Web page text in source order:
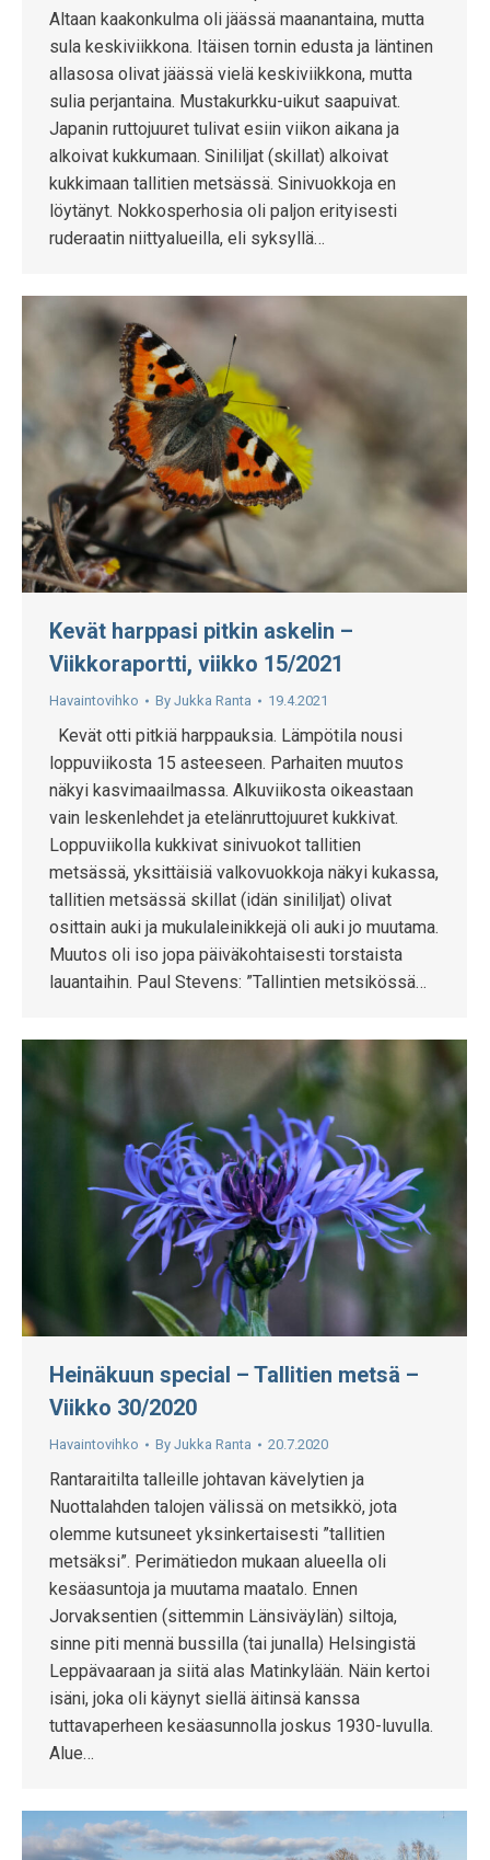
Altaan kaakonkulma oli jäässä maanantaina, mutta
sula keskiviikkona. Itäisen tornin edusta ja läntinen
allasosa olivat jäässä vielä keskiviikkona, mutta
sulia perjantaina. Mustakurkku-uikut saapuivat.
Japanin ruttojuuret tulivat esiin viikon aikana ja
alkoivat kukkumaan. Sinililjat (skillat) alkoivat
kukkimaan tallitien metsässä. Sinivuokkoja en
löytänyt. Nokkosperhosia oli paljon erityisesti
ruderaatin niittyalueilla, eli syksyllä…
Kevät harppasi pitkin askelin –
Viikkoraportti, viikko 15/2021
Havaintovihko By Jukka Ranta 19.4.2021
Kevät otti pitkiä harppauksia. Lämpötila nousi
loppuviikosta 15 asteeseen. Parhaiten muutos
näkyi kasvimaailmassa. Alkuviikosta oikeastaan
vain leskenlehdet ja etelänruttojuuret kukkivat.
Loppuviikolla kukkivat sinivuokot tallitien
metsässä, yksittäisiä valkovuokkoja näkyi kukassa,
tallitien metsässä skillat (idän sinililjat) olivat
osittain auki ja mukulaleinikkejä oli auki jo muutama.
Muutos oli iso jopa päiväkohtaisesti torstaista
lauantaihin. Paul Stevens: ”Tallintien metsikössä…
Heinäkuun special – Tallitien metsä –
Viikko 30/2020
Havaintovihko By Jukka Ranta 20.7.2020
Rantaraitilta talleille johtavan kävelytien ja
Nuottalahden talojen välissä on metsikkö, jota
olemme kutsuneet yksinkertaisesti ”tallitien
metsäksi”. Perimätiedon mukaan alueella oli
kesäasuntoja ja muutama maatalo. Ennen
Jorvaksentien (sittemmin Länsiväylän) siltoja,
sinne piti mennä bussilla (tai junalla) Helsingistä
Leppävaaraan ja siitä alas Matinkylään. Näin kertoi
isäni, joka oli käynyt siellä äitinsä kanssa
tuttavaperheen kesäasunnolla joskus 1930-luvulla.
Alue…